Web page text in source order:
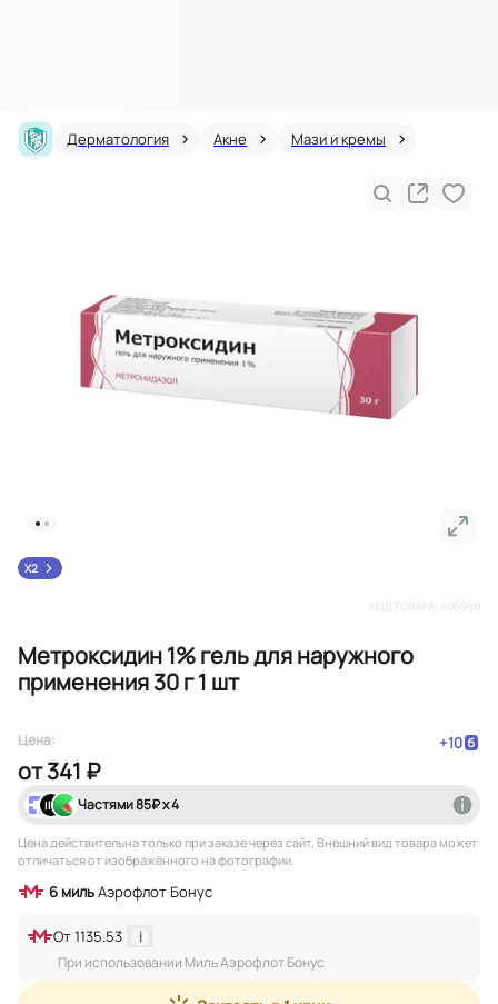
Дерматология Акне Мази и кремы
Метроксидин 1% гель для наружного
применения 30 г 1 шт
X2
Цена: +10
от341 ₽
Частями85₽ х 4
Цена действительна только при заказе через сайт. Внешний вид товара может
отличаться от изображённого на фотографии.
6 мильАэрофлот Бонус
От1135.53
i
При использовании Миль Аэрофлот Бонус